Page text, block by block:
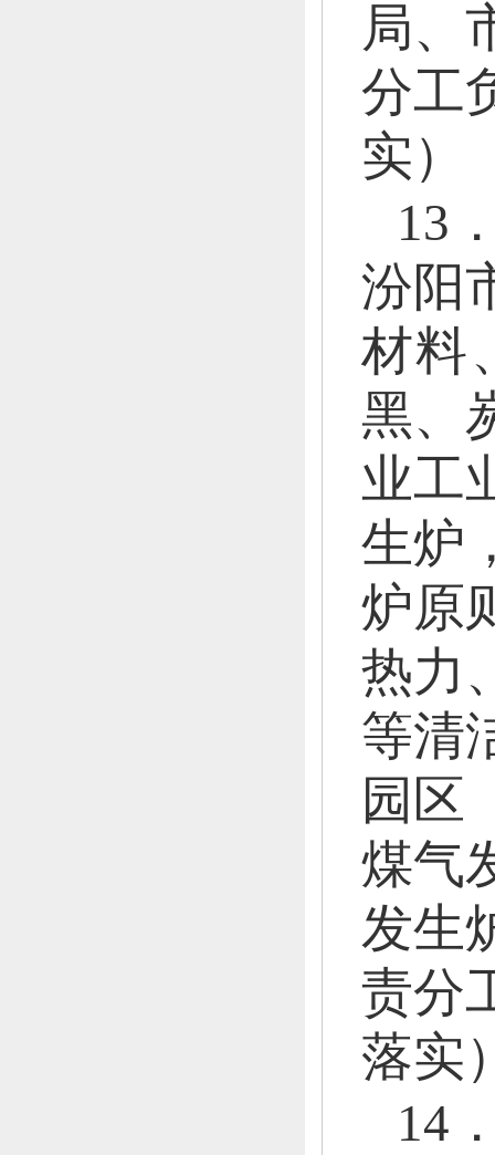
局、
分工
实）
13
汾阳
材料
黑、
业工
生炉
炉原
热力
等清
园区
煤气
发生
责分
落实
14